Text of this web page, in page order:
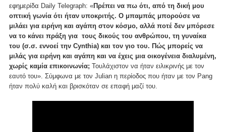
εφημερίδα Daily Telegraph: «Πρέπει να πω ότι, από τη δική μου
οπτική γωνία ότι ήταν υποκριτής. Ο μπαμπάς μπορούσε να
μιλάει για ειρήνη και αγάπη στον κόσμο, αλλά ποτέ δεν μπόρεσε
να το κάνει πράξη για τους δικούς του ανθρώπου, τη γυναίκα
του (σ.σ. εννοεί την Cynthia) και τον γιο του. Πώς μπορείς να
μιλάς για ειρήνη και αγάπη και να έχεις μια οικογένεια διαλυμένη,
χωρίς καμία επικοινωνία; Τουλάχιστον να ήταν ειλικρινής με τον
εαυτό του». Σύμφωνα με τον Julian η περίοδος που ήταν με τον Pang
ήταν πολύ καλή και βρισκόταν σε επαφή μαζί του.